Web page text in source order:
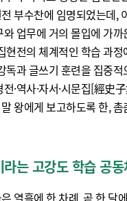
부수찬에 임명되었는데,
업무에 거의 몰입에 가
현전의 체계적인 학습 과
과 글쓰기 훈련을 집중적
·역사·자서·시문집[經史
왕에게 보고하도록 한,
라는 고강도 학습 공
열흘에 한 차례, 곧 한 달